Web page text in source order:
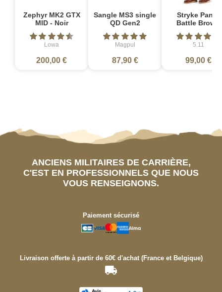
Zephyr MK2 GTX
MID - Noir
Lowa
200,00 €
Sangle MS3 single
QD Gen2
Magpul
87,90 €
Stryke Pant -
Battle Brown
5.11
99,00 €
ANCIENS MILITAIRES DE CARRIÈRE,
C'EST EN PROFESSIONNELS QUE NOUS
VOUS RENSEIGNONS.
Paiement sécurisé
Livraison offerte à partir de 60€ d'achat (France et Belgique)